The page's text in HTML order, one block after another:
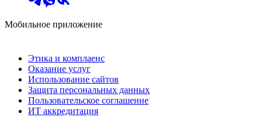
Мобильное приложение
Этика и комплаенс
Оказание услуг
Использование сайтов
Защита персональных данных
Пользовательское соглашение
ИТ аккредитация